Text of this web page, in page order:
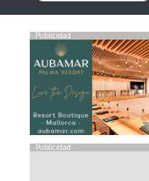
Publicidad
Publicidad